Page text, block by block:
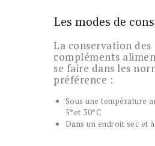
Les modes de
La conservation des
compléments
se faire dans les
préférence :
Sous une température
5°et 30°C
Dans un endroit sec et